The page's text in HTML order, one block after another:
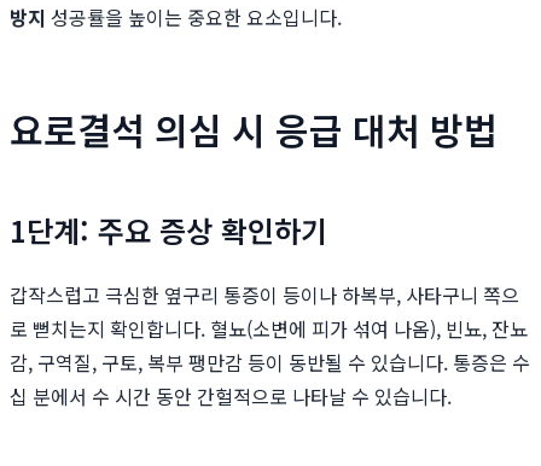
방지 성공률을 높이는 중요한 요소입니다.
요로결석 의심 시 응급 대처 방법
1단계: 주요 증상 확인하기
갑작스럽고 극심한 옆구리 통증이 등이나 하복부, 사타구니 쪽으
로 뻗치는지 확인합니다. 혈뇨(소변에 피가 섞여 나옴), 빈뇨, 잔뇨
감, 구역질, 구토, 복부 팽만감 등이 동반될 수 있습니다. 통증은 수
십 분에서 수 시간 동안 간헐적으로 나타날 수 있습니다.